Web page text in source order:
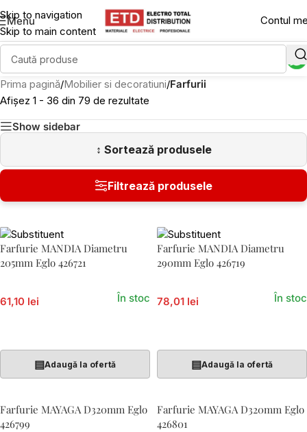
Skip to navigation
Skip to main content
Menu Contul
Prima pagină/Mobilier si decoratiuni/Farfurii
Afișez 1 - 36 din 79 de rezultate
Show sidebar
Farfurie MANDIA Diametru
205mm Eglo 426721
61,10 lei În stoc
▤Adaugă la ofertă
Farfurie MANDIA Diametru
290mm Eglo 426719
78,01 lei În stoc
▤Adaugă la ofertă
Farfurie MAYAGA D320mm Eglo
426799
Farfurie MAYAGA D320mm Eglo
426801